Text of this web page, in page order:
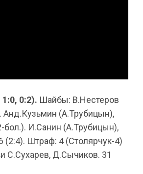
0:2). Шайбы: В.Нестеров
Анд.Кузьмин (А.Трубицын),
бол.). И.Санин (А.Трубицын),
(2:4). Штраф: 4 (Столярчук-4)
С.Сухарев, Д.Сычиков. 31